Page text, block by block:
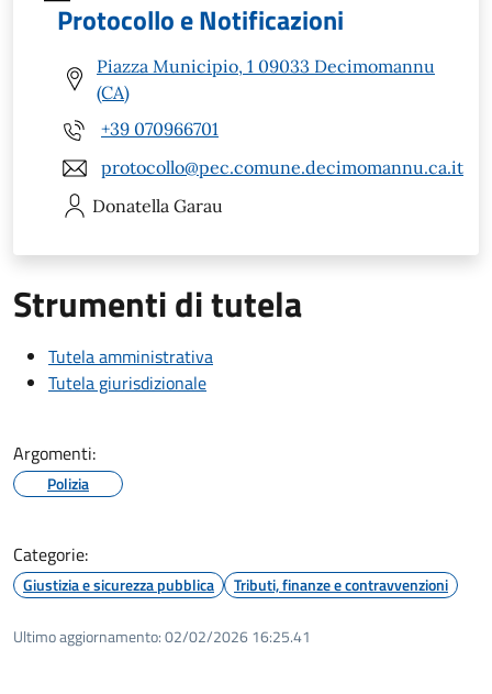
Protocollo e Notificazioni
Piazza Municipio, 1 09033 Decimomannu
(CA)
+39 070966701
protocollo@pec.comune.decimomannu.ca.it
Donatella Garau
Strumenti di tutela
Tutela amministrativa
Tutela giurisdizionale
Argomenti:
Polizia
Categorie:
Giustizia e sicurezza pubblica Tributi, finanze e contravvenzioni
Ultimo aggiornamento:02/02/2026 16:25.41